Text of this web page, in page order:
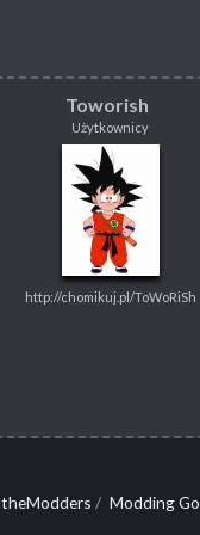
Toworish
POSTY
Użytkownicy
http://chomikuj.pl/ToWoRiSh
theModders / Modding